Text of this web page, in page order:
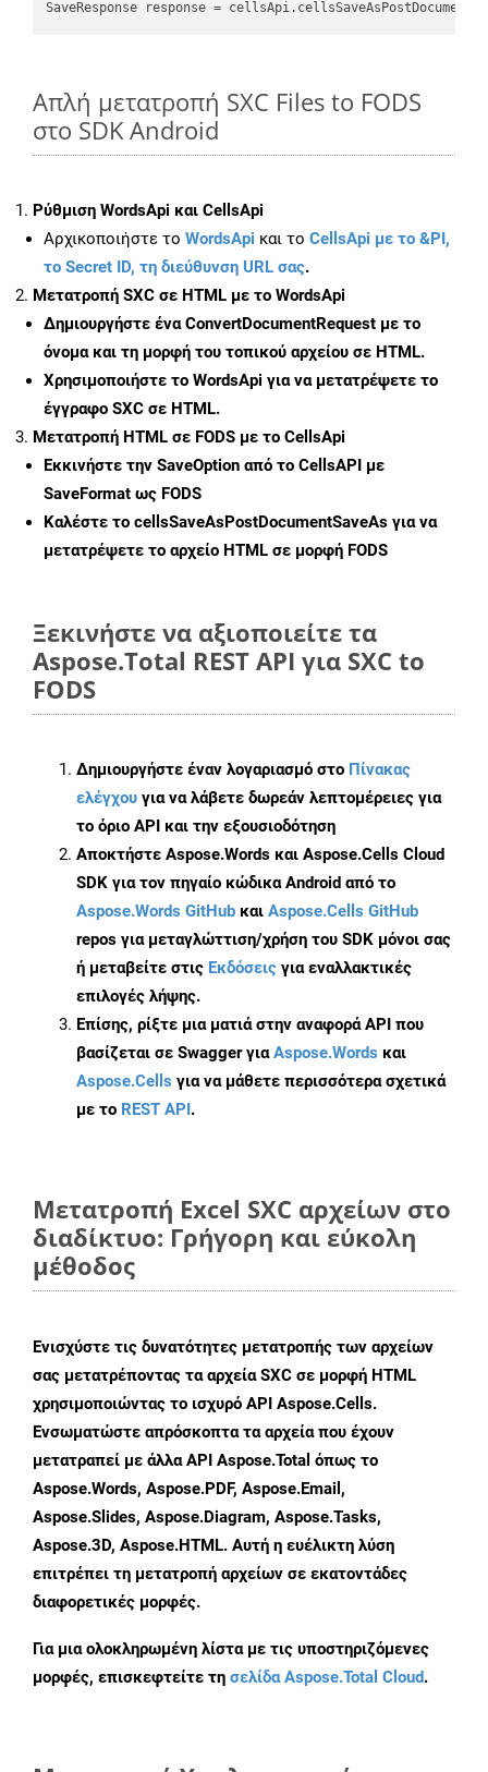
SaveResponse response =
Απλή μετατροπή SXC Files to FODS
στο SDK Android
Ρύθμιση WordsApi και CellsApi
Αρχικοποιήστε το WordsApi και το CellsApi με το &PI,
το Secret ID, τη διεύθυνση URL σας.
Μετατροπή SXC σε HTML με το WordsApi
Δημιουργήστε έναConvertDocumentRequest με το
όνομα και τη μορφή του τοπικού αρχείου σε HTML.
Χρησιμοποιήστε το WordsApi για να μετατρέψετε το
έγγραφο SXC σε HTML.
Μετατροπή HTML σε FODS με το CellsApi
Εκκινήστε την SaveOption από το CellsAPI με
SaveFormat ως FODS
Καλέστε το cellsSaveAsPostDocumentSaveAs για να
μετατρέψετε το αρχείο HTML σε μορφή FODS
Ξεκινήστε να αξιοποιείτε τα
Aspose.Total REST API για SXC to
FODS
Δημιουργήστε έναν λογαριασμό στο Πίνακας
ελέγχου για να λάβετε δωρεάν λεπτομέρειες για
το όριο API και την εξουσιοδότηση
Αποκτήστε Aspose.Words και Aspose.Cells Cloud
SDK για τον πηγαίο κώδικα Android από το
Aspose.Words GitHub και Aspose.Cells GitHub
repos για μεταγλώττιση/χρήση του SDK μόνοι σας
ή μεταβείτε στις Εκδόσεις για εναλλακτικές
επιλογές λήψης.
Επίσης, ρίξτε μια ματιά στην αναφορά API που
βασίζεται σε Swagger γιαAspose.Words και
Aspose.Cells για να μάθετε περισσότερα σχετικά
με το REST API.
Μετατροπή Excel SXC αρχείων στο
διαδίκτυο: Γρήγορη και εύκολη
μέθοδος
Ενισχύστε τις δυνατότητες μετατροπής των αρχείων
σας μετατρέποντας τα αρχεία SXC σε μορφή HTML
χρησιμοποιώντας το ισχυρό API Aspose.Cells.
Ενσωματώστε απρόσκοπτα τα αρχεία που έχουν
μετατραπεί με άλλα API Aspose.Total όπως το
Aspose.Words, Aspose.PDF, Aspose.Email,
Aspose.Slides, Aspose.Diagram, Aspose.Tasks,
Aspose.3D, Aspose.HTML. Αυτή η ευέλικτη λύση
επιτρέπει τη μετατροπή αρχείων σε εκατοντάδες
διαφορετικές μορφές.
Για μια ολοκληρωμένη λίστα με τις υποστηριζόμενες
μορφές, επισκεφτείτε τη σελίδα Aspose.Total Cloud.